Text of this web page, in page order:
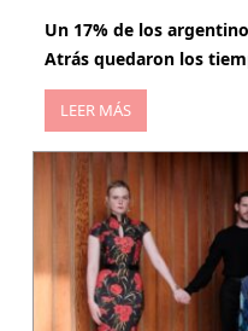
Un 17% de los
Atrás quedaron los
LEER MÁS